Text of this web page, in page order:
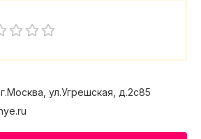
ул.Угрешская, д.2с85